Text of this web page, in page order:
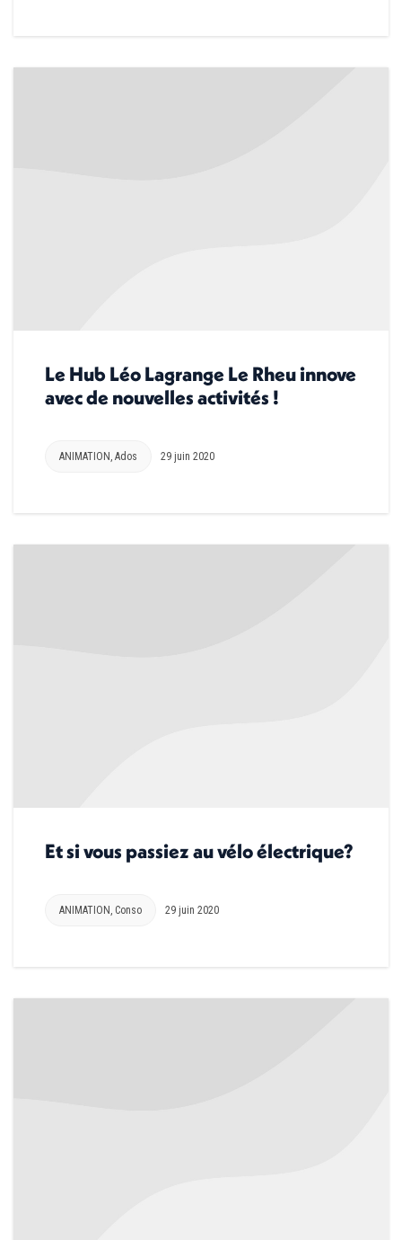
Le Hub Léo Lagrange Le Rheu innove
avec de nouvelles activités !
ANIMATION , Ados 29 juin 2020
Et si vous passiez au vélo électrique?
ANIMATION Conso 29 juin 2020